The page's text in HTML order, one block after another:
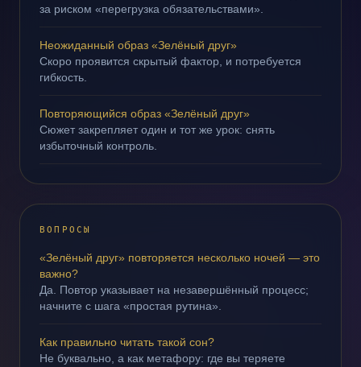
за риском «перегрузка обязательствами».
Неожиданный образ «Зелёный друг»
Скоро проявится скрытый фактор, и потребуется
гибкость.
Повторяющийся образ «Зелёный друг»
Сюжет закрепляет один и тот же урок: снять
избыточный контроль.
ВОПРОСЫ
«Зелёный друг» повторяется несколько ночей — это
важно?
Да. Повтор указывает на незавершённый процесс;
начните с шага «простая рутина».
Как правильно читать такой сон?
Не буквально, а как метафору: где вы теряете